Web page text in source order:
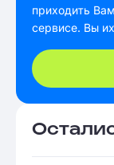
приходить
сервисе. Вы